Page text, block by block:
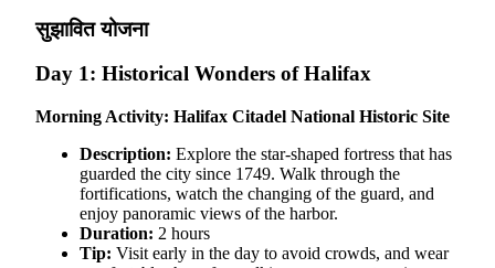
सुझावित योजना
Day 1: Historical Wonders of Halifax
Morning Activity: Halifax Citadel National Historic Site
Description: Explore the star-shaped fortress that has
guarded the city since 1749. Walk through the
fortifications, watch the changing of the guard, and
enjoy panoramic views of the harbor.
Duration: 2 hours
Tip: Visit early in the day to avoid crowds, and wear